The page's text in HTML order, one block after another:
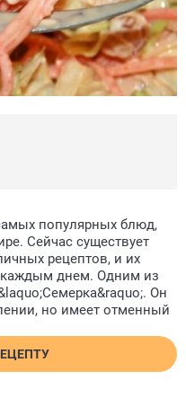
популярных блюд,
Сейчас существует
рецептов, и их
каждым днем. Одним из
Он
но имеет отменный